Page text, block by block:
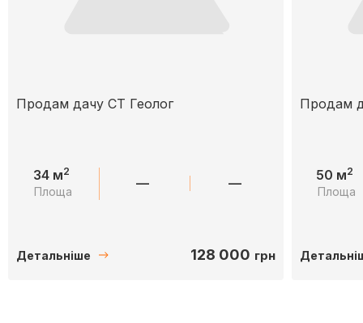
Продам дачу СТ Геолог
34 м2
Площа — —
Детальніше 128 000 грн
Продам
50 м2
Площа